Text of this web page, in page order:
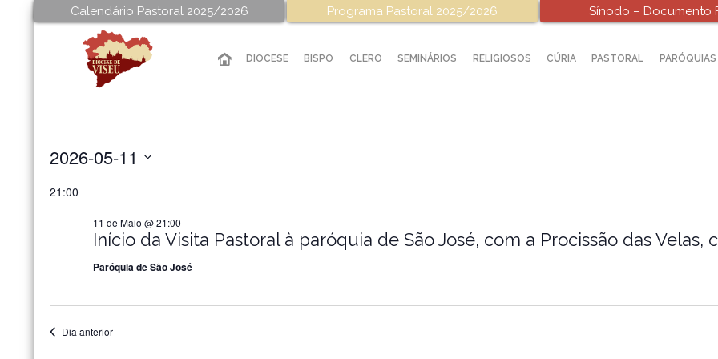
Calendário Pastoral 2025/2026 Programa Pastoral 2025/2026 Sínodo – Documento
DIOCESE BISPO CLERO SEMINÁRIOS RELIGIOSOS CÚRIA PASTORAL PARÓQUIAS
Eventos
de
2026-05-11
a
21:00
Início da Visita Pastoral à paróquia de São José, com a Procissão das Velas,
11 de Maio @ 21:00
Paróquia de São José
Dia anterior